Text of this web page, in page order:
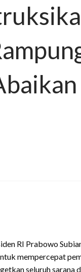
RI Prabowo
mempercepat
seluruh sarana